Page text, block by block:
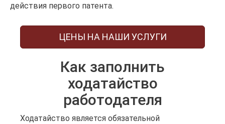
действия первого патента.
ЦЕНЫ НА НАШИ УСЛУГИ
Как заполнить
ходатайство
работодателя
Ходатайство является обязательной